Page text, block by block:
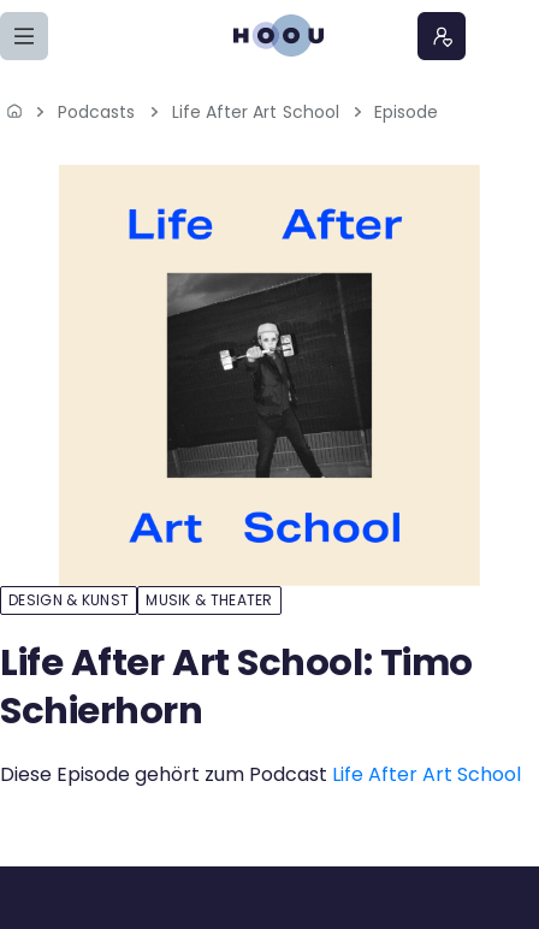
Zum Seiteninhalt springen
Home
Podcasts
Meine Lernangebote
Veranstaltungen
Über uns
Podcasts Life After Art School Episode
DESIGN & KUNST MUSIK & THEATER
Life After Art School: Timo
Schierhorn
Diese Episode gehört zum Podcast Life After Art School